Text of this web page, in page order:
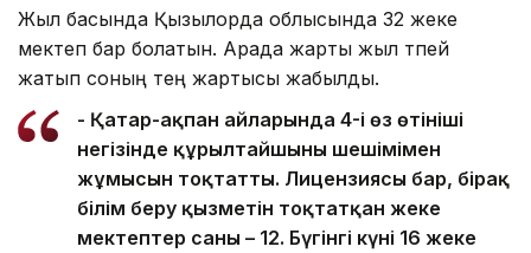
Жыл басында Қызылорда облысында 32 жеке
мектеп бар болатын. Арада жарты жыл өтпей
жатып соның тең жартысы жабылды.
- Қаңтар-ақпан айларында 4-і өз өтініші
негізінде құрылтайшының шешімімен
жұмысын тоқтатты. Лицензиясы бар, бірақ
білім беру қызметін тоқтатқан жеке
мектептер саны – 12. Бүгінгі күні 16 жеке